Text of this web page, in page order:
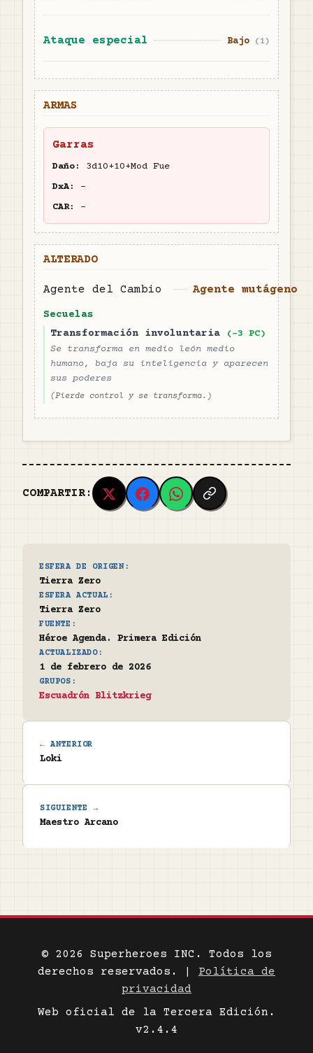
ESFERA DE ORIGEN:
Tierra Zero
ESFERA ACTUAL:
Tierra Zero
FUENTE:
Héroe Agenda. Primera Edición
ACTUALIZADO:
1 de febrero de 2026
GRUPOS:
Escuadrón Blitzkrieg
← ANTERIOR
Loki
SIGUIENTE →
Maestro Arcano
Ataque especial Bajo ( 1)
ARMAS
Garras
Daño:
3d10+10+Mod Fue
DxA:
-
CAR:
-
ALTERADO
Agente del Cambio Agente mutágeno
Secuelas
Transformación involuntaria
(-3 PC)
Se transforma en medio león medio
humano, baja su inteligencia y aparecen
sus poderes
(Pierde control y se transforma. )
COMPARTIR:
© 2026 Superheroes INC. Todos los
derechos reservados. | Política de
privacidad
Web oficial de la Tercera Edición.
v2.4.4